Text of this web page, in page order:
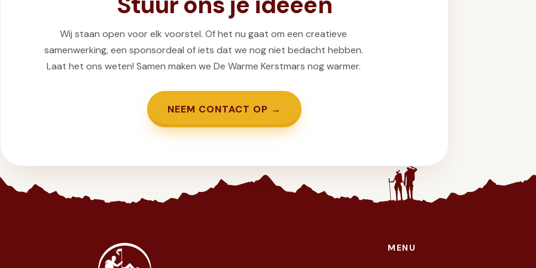
Wij staan open voor elk voorstel. Of het nu gaat om een creatieve
samenwerking, een sponsordeal of iets dat we nog niet bedacht hebben.
Laat het ons weten! Samen maken we De Warme Kerstmars nog warmer.
NEEM CONTACT OP →
Jaarlijkse liefdadigheidswandeling ten voordele van het goede doel To Walk Again — wij wandelen met vuur in de voeten en
MENU